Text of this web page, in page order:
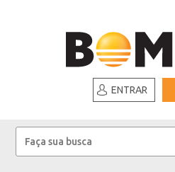
ENTRAR